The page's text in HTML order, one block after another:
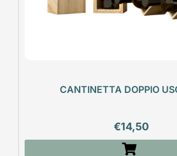
CANTINETTA DOPPIO
€14,50